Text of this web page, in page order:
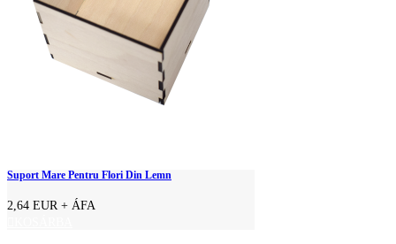
Suport Mare Pentru Flori Din Lemn
2,64 EUR + ÁFA